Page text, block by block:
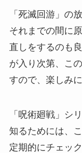
「死滅回游」の
それまでの間に
直しをするのも
が入り次第、こ
すので、楽しみ
「呪術廻戦」シ
知るためには、
定期的にチェッ